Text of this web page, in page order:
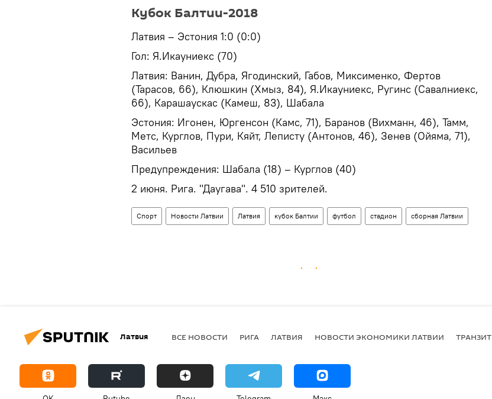
Кубок Балтии-2018
Латвия – Эстония 1:0 (0:0)
Гол: Я.Икауниекс (70)
Латвия: Ванин, Дубра, Ягодинский, Габов, Миксименко, Фертов
(Тарасов, 66), Клюшкин (Хмыз, 84), Я.Икауниекс, Ругинс (Савалниекс,
66), Карашаускас (Камеш, 83), Шабала
Эстония: Игонен, Юргенсон (Камс, 71), Баранов (Вихманн, 46), Тамм,
Метс, Курглов, Пури, Кяйт, Леписту (Антонов, 46), Зенев (Ойяма, 71),
Васильев
Предупреждения: Шабала (18) – Курглов (40)
2 июня. Рига. "Даугава". 4 510 зрителей.
Спорт Новости Латвии Латвия кубок Балтии футбол стадион сборная Латвии
Латвия ВСЕ НОВОСТИ РИГА ЛАТВИЯ НОВОСТИ ЭКОНОМИКИ ЛАТВИИ ТРАНЗИТ